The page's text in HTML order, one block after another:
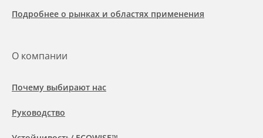
Подробнее о рынках и областях применения
О компании
Почему выбирают нас
Руководство